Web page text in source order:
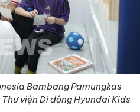
Bambang Pamungkas
viện Di động Hyundai Kids